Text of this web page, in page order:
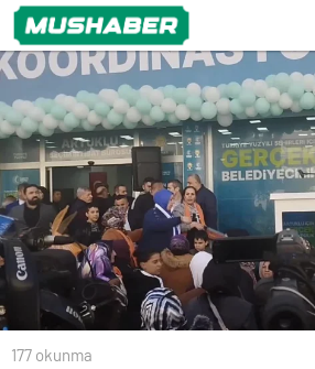
büyük projeler beklenemez”
177 okunma